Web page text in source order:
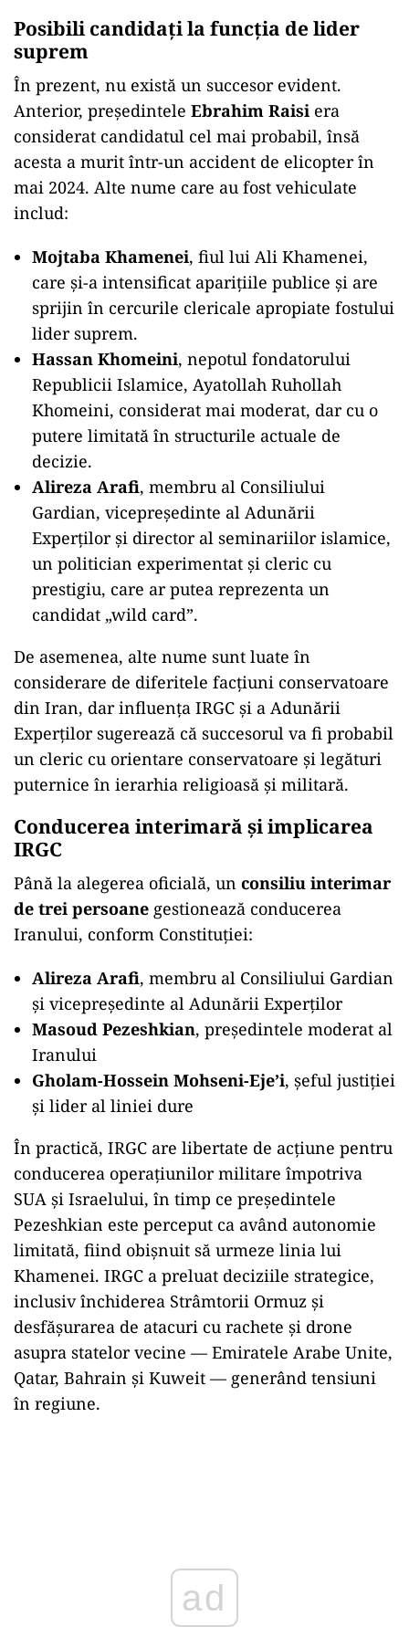
Posibili candidați la funcția de lider
suprem
În prezent, nu există un succesor evident.
Anterior, președintele Ebrahim Raisi era
considerat candidatul cel mai probabil, însă
acesta a murit într-un accident de elicopter în
mai 2024. Alte nume care au fost vehiculate
includ:
Mojtaba Khamenei, fiul lui Ali Khamenei,
care și-a intensificat aparițiile publice și are
sprijin în cercurile clericale apropiate fostului
lider suprem.
Hassan Khomeini, nepotul fondatorului
Republicii Islamice, Ayatollah Ruhollah
Khomeini, considerat mai moderat, dar cu o
putere limitată în structurile actuale de
decizie.
Alireza Arafi, membru al Consiliului
Gardian, vicepreședinte al Adunării
Experților și director al seminariilor islamice,
un politician experimentat și cleric cu
prestigiu, care ar putea reprezenta un
candidat „wild card”.
De asemenea, alte nume sunt luate în
considerare de diferitele facțiuni conservatoare
din Iran, dar influența IRGC și a Adunării
Experților sugerează că succesorul va fi probabil
un cleric cu orientare conservatoare și legături
puternice în ierarhia religioasă și militară.
Conducerea interimară și implicarea
IRGC
Până la alegerea oficială, un consiliu interimar
de trei persoane gestionează conducerea
Iranului, conform Constituției:
Alireza Arafi, membru al Consiliului Gardian
și vicepreședinte al Adunării Experților
Masoud Pezeshkian, președintele moderat al
Iranului
Gholam-Hossein Mohseni-Eje’i, șeful justiției
și lider al liniei dure
În practică, IRGC are libertate de acțiune pentru
conducerea operațiunilor militare împotriva
SUA și Israelului, în timp ce președintele
Pezeshkian este perceput ca având autonomie
limitată, fiind obișnuit să urmeze linia lui
Khamenei. IRGC a preluat deciziile strategice,
inclusiv închiderea Strâmtorii Ormuz și
desfășurarea de atacuri cu rachete și drone
asupra statelor vecine — Emiratele Arabe Unite,
Qatar, Bahrain și Kuweit — generând tensiuni
în regiune.
ad